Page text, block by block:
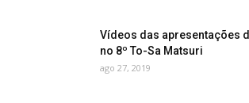
Vídeos das apresentações
no 8º To-Sa Matsuri
ago 27, 2019